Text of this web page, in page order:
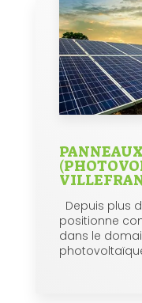
Depuis plus
positionne
dans le